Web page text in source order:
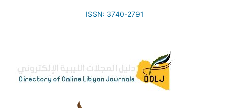
ISSN: 3740-2791